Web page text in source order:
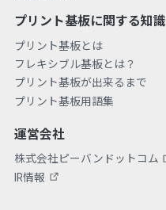
プリント基板に関する知識
プリント基板とは
フレキシブル基板とは？
プリント基板が出来るまで
プリント基板用語集
運営会社
株式会社ピーバンドットコム
IR情報